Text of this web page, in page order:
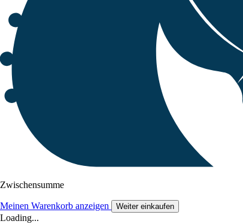
Zwischensumme
Meinen Warenkorb anzeigen Weiter einkaufen
Loading...